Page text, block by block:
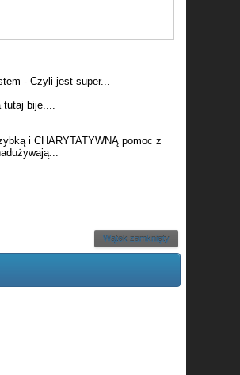
- Czyli jest super...
tutaj bije....
i CHARYTATYWNĄ pomoc z
Wątek zamknięty